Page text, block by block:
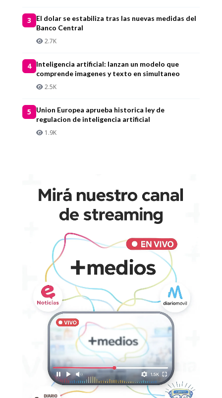
3
El dolar se estabiliza tras las nuevas medidas del
Banco Central
2.7K
4
Inteligencia artificial: lanzan un modelo que
comprende imagenes y texto en simultaneo
2.5K
5
Union Europea aprueba historica ley de
regulacion de inteligencia artificial
1.9K